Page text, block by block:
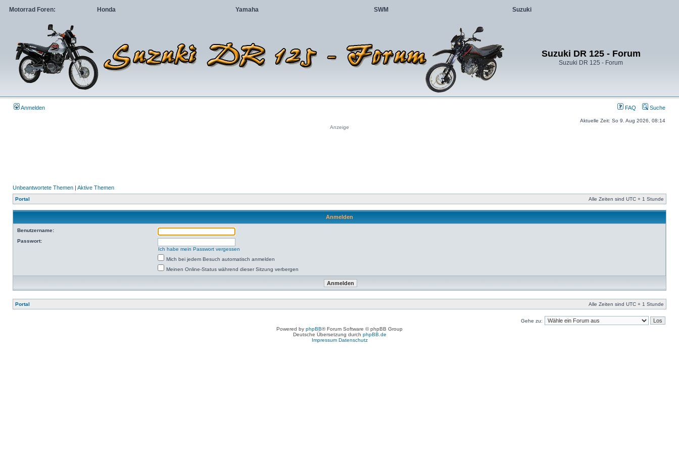
Motorrad Foren: Honda Yamaha SWM Suzuki
Suzuki DR 125 - Forum
Suzuki DR 125 - Forum
Anmelden FAQ Suche
Aktuelle Zeit: So 9. Aug 2026, 08:14
Anzeige
Unbeantwortete Themen | Aktive Themen
Portal Alle Zeiten sind UTC + 1 Stunde
Anmelden
Benutzername:
Passwort:
Ich habe mein Passwort vergessen
Mich bei jedem Besuch automatisch anmelden
Meinen Online-Status während dieser Sitzung verbergen
Portal Alle Zeiten sind UTC + 1 Stunde
Gehe zu:
Powered by phpBB® Forum Software © phpBB Group
Deutsche Übersetzung durch phpBB.de
Impressum Datenschutz